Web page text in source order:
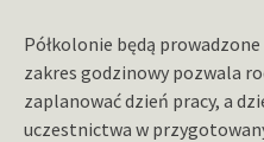
Półkolonie będą prowadzone
zakres godzinowy pozwala
zaplanować dzień pracy, a
uczestnictwa w